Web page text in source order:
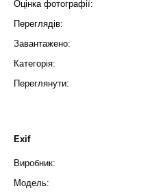
Оцінка фотографії:
Переглядів:
Завантажено:
Категорія:
Переглянути:
Exif
Виробник:
Модель: